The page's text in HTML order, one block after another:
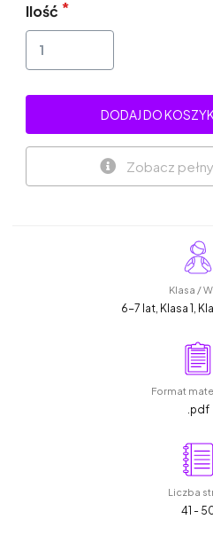
Ilość
DODAJ DO
Zobacz
Klasa /
6-7 lat, Klasa 1,
Format
.pdf
Liczba
41 -